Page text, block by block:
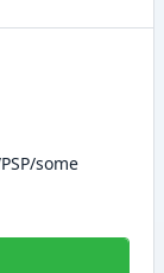
some